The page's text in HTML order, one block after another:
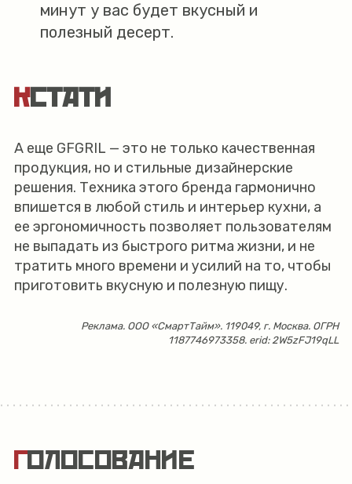
минут у вас будет вкусный и
полезный десерт.
КСТАТИ
А еще GFGRIL — это не только качественная
продукция, но и стильные дизайнерские
решения. Техника этого бренда гармонично
впишется в любой стиль и интерьер кухни, а
ее эргономичность позволяет пользователям
не выпадать из быстрого ритма жизни, и не
тратить много времени и усилий на то, чтобы
приготовить вкусную и полезную пищу.
Реклама. ООО «СмартТайм». 119049, г. Москва. ОГРН
1187746973358. erid: 2W5zFJ19qLL
ГОЛОСОВАНИЕ